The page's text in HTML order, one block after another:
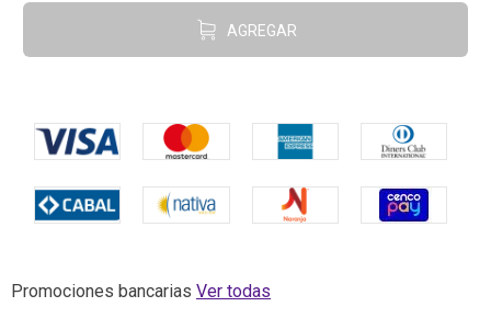
AGREGAR
Promociones bancarias Ver todas